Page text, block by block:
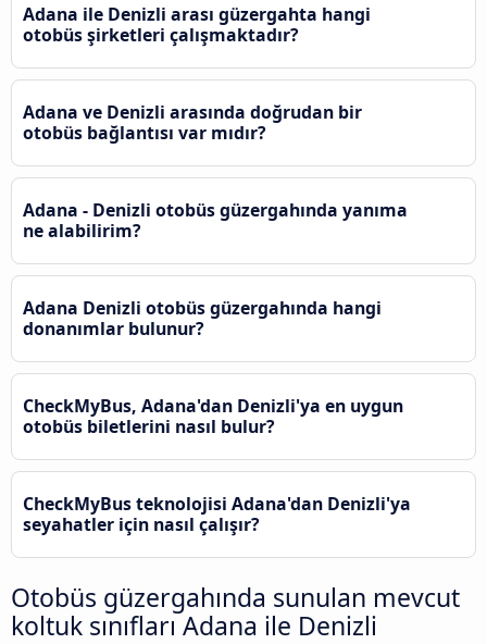
Adana ile Denizli arası güzergahta hangi
otobüs şirketleri çalışmaktadır?
Adana ve Denizli arasında doğrudan bir
otobüs bağlantısı var mıdır?
Adana - Denizli otobüs güzergahında yanıma
ne alabilirim?
Adana Denizli otobüs güzergahında hangi
donanımlar bulunur?
CheckMyBus, Adana'dan Denizli'ya en uygun
otobüs biletlerini nasıl bulur?
CheckMyBus teknolojisi Adana'dan Denizli'ya
seyahatler için nasıl çalışır?
Otobüs güzergahında sunulan mevcut
koltuk sınıfları Adana ile Denizli